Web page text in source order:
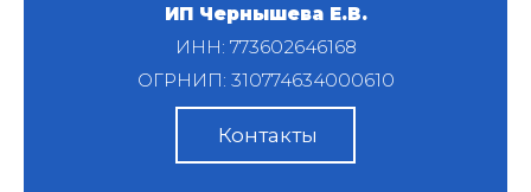
ИП Чернышева Е.В.
ИНН: 773602646168
ОГРНИП: 310774634000610
Контакты